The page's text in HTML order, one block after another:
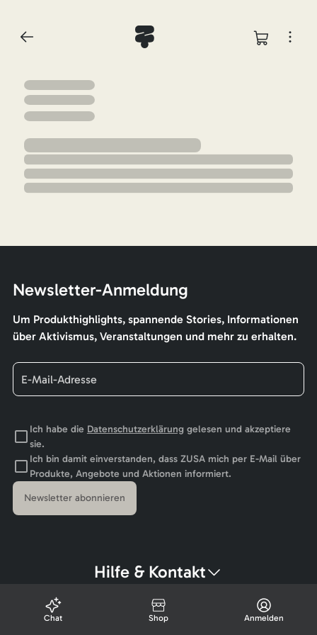
Newsletter-Anmeldung
Um Produkthighlights, spannende Stories, Informationen
über Aktivismus, Veranstaltungen und mehr zu erhalten.
Ich habe die Datenschutzerklärunggelesen und akzeptiere
sie.
Ich bin damit einverstanden, dass ZUSA mich per E-Mail über
Produkte, Angebote und Aktionen informiert.
Newsletter abonnieren
Hilfe & Kontakt
Chat Shop Anmelden